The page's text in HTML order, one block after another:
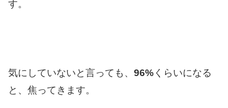
す。
気にしていないと言っても、 96% くらいになる
と、焦ってきます。